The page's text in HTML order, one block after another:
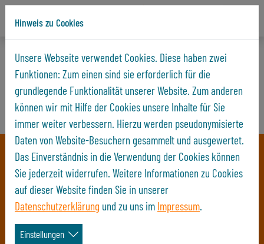
Direkt zur Hauptnavigation springen
Direkt zum Inhalt springen
Wohnungssuche - Finden Sie Ihre Wohnung in
Gera
Hinweis zu Cookies
Unsere Webseite verwendet Cookies. Diese haben zwei
Funktionen: Zum einen sind sie erforderlich für die
grundlegende Funktionalität unserer Website. Zum anderen
können wir mit Hilfe der Cookies unsere Inhalte für Sie
immer weiter verbessern. Hierzu werden pseudonymisierte
Daten von Website-Besuchern gesammelt und ausgewertet.
Das Einverständnis in die Verwendung der Cookies können
Sie jederzeit widerrufen. Weitere Informationen zu Cookies
auf dieser Website finden Sie in unserer
Datenschutzerklärung und zu uns im Impressum.
Einstellungen